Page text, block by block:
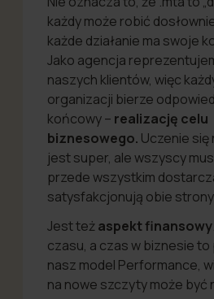
każdy może robić
każde działanie ma swoje
Jako agencja
naszych klientów, więc
organizacji bierze
końcowy – realizację celu
biznesowego. Uczenie
jest super, ale wszyscy
przede wszystkim
satysfakcjonują obie
Jest teżaspekt finansowy
czasu, a czas w biznesie to
nasz model Performance,
na nowe szczyty może być